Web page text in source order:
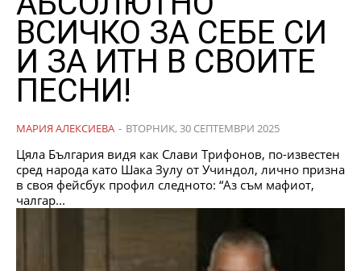
ВСИЧКО ЗА СЕБЕ СИ
И ЗА ИТН В СВОИТЕ
ПЕСНИ!
МАРИЯ АЛЕКСИЕВА - ВТОРНИК, 30 СЕПТЕМВРИ 2025
Цяла България видя как Слави Трифонов, по-известен
сред народа като Шака Зулу от Учиндол, лично призна
в своя фейсбук профил следното: “Аз съм мафиот,
чалгар...